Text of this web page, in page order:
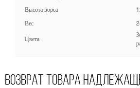
Высота ворса
Вес
Цвета
Возврат товара